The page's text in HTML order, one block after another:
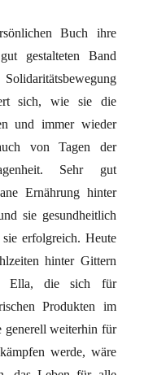
Buch ihre
gestalteten Band
sich, wie sie die
und immer wieder
von Tagen der
Sehr gut
Ernährung hinter
sie gesundheitlich
erfolgreich. Heute
hinter Gittern
Ella, die sich für
Produkten im
generell weiterhin für
werde, wäre